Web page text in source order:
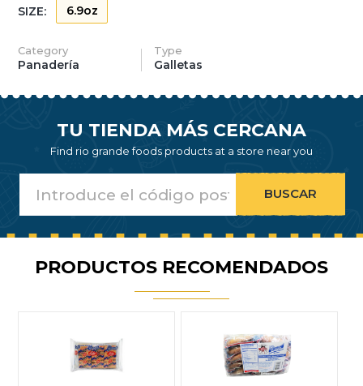
SIZE: 6.9oz
Category
Panadería
Type
Galletas
TU TIENDA MÁS CERCANA
Find rio grande foods products at a store near you
PRODUCTOS RECOMENDADOS